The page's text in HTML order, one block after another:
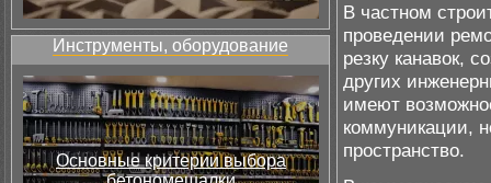
Инструменты, оборудование
Основные критерии выбора
В частном
проведении
резку канавок,
других
имеют
коммуникации,
пространство.